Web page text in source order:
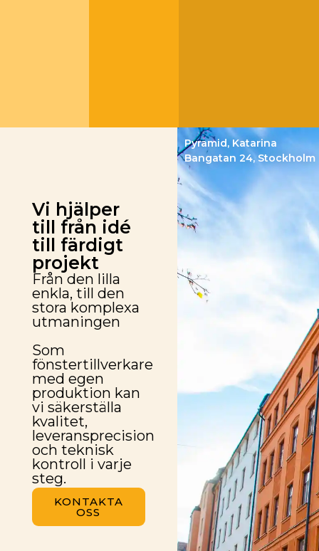
Vi hjälper
till från idé
till färdigt
projekt
Från den lilla
enkla, till den
stora komplexa
utmaningen
Som
fönstertillverkare
med egen
produktion kan
vi säkerställa
kvalitet,
leveransprecision
och teknisk
kontroll i varje
steg.
KONTAKTA
OSS
Pyramid, Katarina
Bangatan 24, Stockholm